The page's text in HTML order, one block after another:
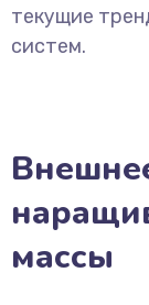
текущие
систем.
массы